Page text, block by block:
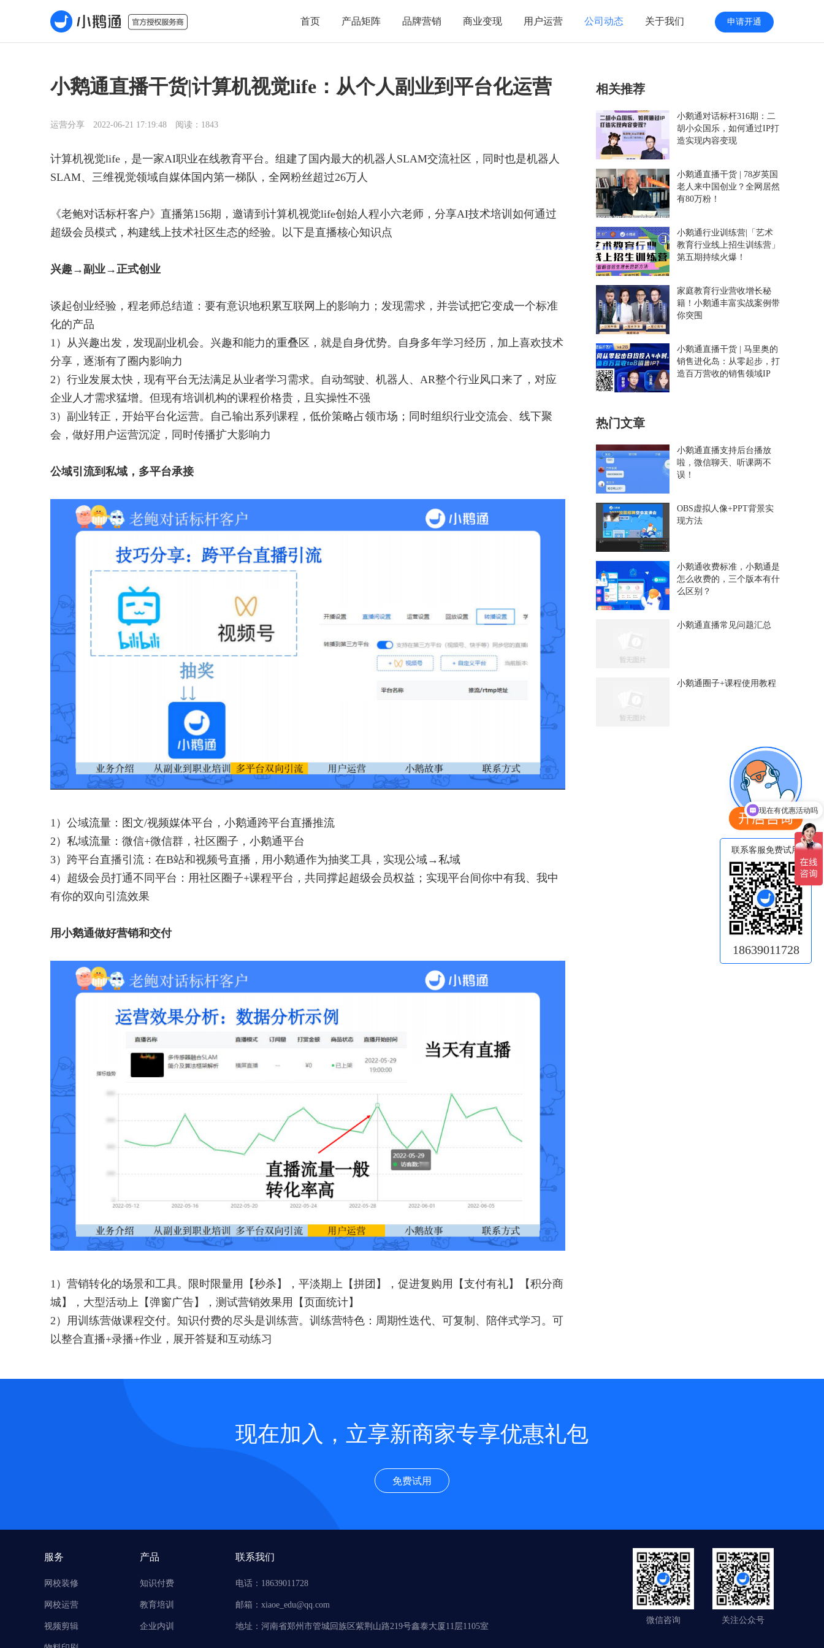
首页 产品矩阵 品牌营销 商业变现 用户运营 公司动态 关于我们 申请开通
小鹅通直播干货|计算机视觉life：从个人副业到平台化运营
运营分享 2022-06-21 17:19:48 阅读：1843
计算机视觉life，是一家AI职业在线教育平台。组建了国内最大的机器人SLAM交流社区，同时也是机器人
SLAM、三维视觉领域自媒体国内第一梯队，全网粉丝超过26万人
《老鲍对话标杆客户》直播第156期，邀请到计算机视觉life创始人程小六老师，分享AI技术培训如何通过
超级会员模式，构建线上技术社区生态的经验。以下是直播核心知识点
兴趣→副业→正式创业
谈起创业经验，程老师总结道：要有意识地积累互联网上的影响力；发现需求，并尝试把它变成一个标准
化的产品
1）从兴趣出发，发现副业机会。兴趣和能力的重叠区，就是自身优势。自身多年学习经历，加上喜欢技术
分享，逐渐有了圈内影响力
2）行业发展太快，现有平台无法满足从业者学习需求。自动驾驶、机器人、AR整个行业风口来了，对应
企业人才需求猛增。但现有培训机构的课程价格贵，且实操性不强
3）副业转正，开始平台化运营。自己输出系列课程，低价策略占领市场；同时组织行业交流会、线下聚
会，做好用户运营沉淀，同时传播扩大影响力
公域引流到私域，多平台承接
1）公域流量：图文/视频媒体平台，小鹅通跨平台直播推流
2）私域流量：微信+微信群，社区圈子，小鹅通平台
3）跨平台直播引流：在B站和视频号直播，用小鹅通作为抽奖工具，实现公域→私域
4）超级会员打通不同平台：用社区圈子+课程平台，共同撑起超级会员权益；实现平台间你中有我、我中
有你的双向引流效果
用小鹅通做好营销和交付
1）营销转化的场景和工具。限时限量用【秒杀】，平淡期上【拼团】，促进复购用【支付有礼】【积分商
城】，大型活动上【弹窗广告】，测试营销效果用【页面统计】
2）用训练营做课程交付。知识付费的尽头是训练营。训练营特色：周期性迭代、可复制、陪伴式学习。可
以整合直播+录播+作业，展开答疑和互动练习
相关推荐
小鹅通对话标杆316期：二
胡小众国乐，如何通过IP打
造实现内容变现
小鹅通直播干货 | 78岁英国
老人来中国创业？全网居然
有80万粉！
小鹅通行业训练营|「艺术
教育行业线上招生训练营」
第五期持续火爆！
家庭教育行业营收增长秘
籍！小鹅通丰富实战案例带
你突围
小鹅通直播干货 | 马里奥的
销售进化岛：从零起步，打
造百万营收的销售领域IP
热门文章
小鹅通直播支持后台播放
啦，微信聊天、听课两不
误！
OBS虚拟人像+PPT背景实
现方法
小鹅通收费标准，小鹅通是
怎么收费的，三个版本有什
么区别？
小鹅通直播常见问题汇总
小鹅通圈子+课程使用教程
现在加入，立享新商家专享优惠礼包
免费试用
服务
网校装修
网校运营
视频剪辑
产品
知识付费
教育培训
企业内训
联系我们
电话：18639011728
邮箱：xiaoe_edu@qq.com
地址：河南省郑州市管城回族区紫荆山路219号鑫泰大厦11层1105室
关注公众号
微信咨询
联系客服免费试用
18639011728
现在有优惠活动吗